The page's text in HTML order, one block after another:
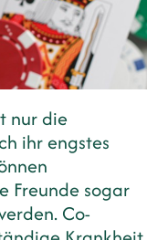
nur die
ihr engstes
Freunde sogar
Co-